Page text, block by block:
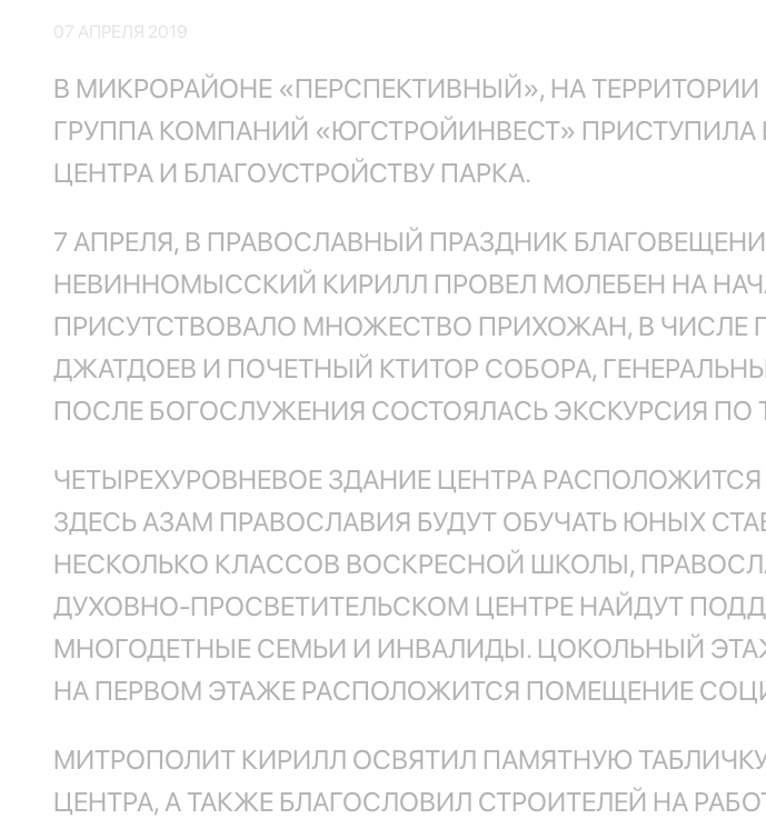
07 АПРЕЛЯ 2019
В МИКРОРАЙОНЕ «ПЕРСПЕКТИВНЫЙ», НА
ГРУППА КОМПАНИЙ «ЮГСТРОЙИНВЕСТ» ПРИСТУПИЛА
ЦЕНТРА И БЛАГОУСТРОЙСТВУ ПАРКА.
7 АПРЕЛЯ, В ПРАВОСЛАВНЫЙ ПРАЗДНИК
НЕВИННОМЫССКИЙ КИРИЛЛ ПРОВЕЛ МОЛЕБЕН НА
ПРИСУТСТВОВАЛО МНОЖЕСТВО ПРИХОЖАН, В ЧИСЛЕ
ДЖАТДОЕВ И ПОЧЕТНЫЙ КТИТОР СОБОРА,
ПОСЛЕ БОГОСЛУЖЕНИЯ СОСТОЯЛАСЬ ЭКСКУРСИЯ ПО
ЧЕТЫРЕХУРОВНЕВОЕ ЗДАНИЕ ЦЕНТРА
ЗДЕСЬ АЗАМ ПРАВОСЛАВИЯ БУДУТ ОБУЧАТЬ ЮНЫХ
НЕСКОЛЬКО КЛАССОВ ВОСКРЕСНОЙ ШКОЛЫ,
ДУХОВНО-ПРОСВЕТИТЕЛЬСКОМ ЦЕНТРЕ НАЙДУТ
МНОГОДЕТНЫЕ СЕМЬИ И ИНВАЛИДЫ. ЦОКОЛЬНЫЙ
НА ПЕРВОМ ЭТАЖЕ РАСПОЛОЖИТСЯ ПОМЕЩЕНИЕ
МИТРОПОЛИТ КИРИЛЛ ОСВЯТИЛ ПАМЯТНУЮ
ЦЕНТРА, А ТАКЖЕ БЛАГОСЛОВИЛ СТРОИТЕЛЕЙ НА